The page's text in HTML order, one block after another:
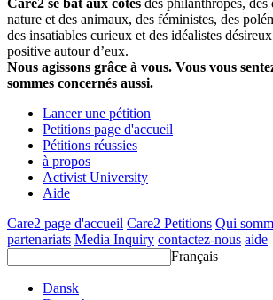
Care2 se bat aux côtés des philanthropes, des
nature et des animaux, des féministes, des
des insatiables curieux et des idéalistes
positive autour d’eux.
Nous agissons grâce à vous. Vous vous
sommes concernés aussi.
Lancer une pétition
Petitions page d'accueil
Pétitions réussies
à propos
Activist University
Aide
Care2 page d'accueil Care2 Petitions Qui
partenariats Media Inquiry contactez-nous aide
Français
Dansk